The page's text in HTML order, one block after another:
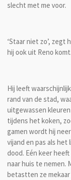
slecht met me voor.
‘Staar niet zo’, zegt
hij ook uit Reno komt.
Hij leeft
rand van de stad,
uitgewassen
tijdens het koken,
gamen wordt hij
vijand en pas als
dood. Eén keer
naar huis te nemen.
betastten ze